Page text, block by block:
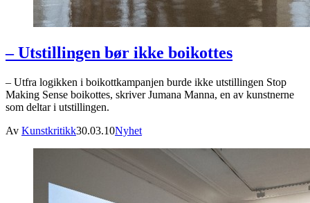
– Utstillingen bør ikke boikottes
– Utfra logikken i boikottkampanjen burde ikke utstillingen Stop
Making Sense boikottes, skriver Jumana Manna, en av kunstnerne
som deltar i utstillingen.
Av Kunstkritikk30.03.10Nyhet